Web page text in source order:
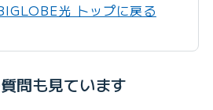
光 トップに戻る
問も見ています